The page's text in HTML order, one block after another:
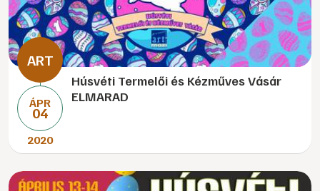
ÁPR
04
2020
Húsvéti Termelői és Kézműves Vásár
ELMARAD